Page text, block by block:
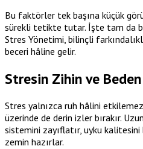
Bu faktörler tek başına küçük
sürekli tetikte tutar. İşte tam da
Stres Yönetimi, bilinçli
beceri hâline gelir.
Stresin Zihin ve
Stres yalnızca ruh hâlini
üzerinde de derin izler bırakır.
sistemini zayıflatır, uyku
zemin hazırlar.